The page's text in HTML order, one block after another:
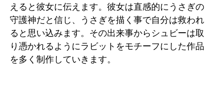
えると彼女に伝えます。彼女は直感的にうさぎの
守護神だと信じ、うさぎを描く事で自分は救われ
ると思い込みます。その出来事からシュビーは取
り憑かれるようにラビットをモチーフにした作品
を多く制作していきます。